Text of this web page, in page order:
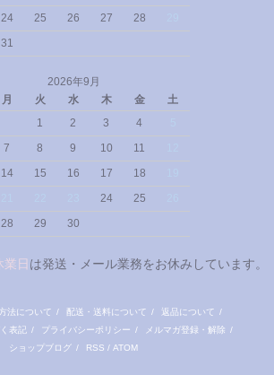
24 25 26 27 28
31
2026年9月
月 火 水 木 金
土
1
2 3 4
7 8 9 10 11
14 15 16 17 18
24 25
28 29 30
業日 は発送・メール業務をお休みしています。
法について / 配送・送料について / 返品について /
表記 / プライバシーポリシー / メルマガ登録・解除 /
ショップブログ / RSS / ATOM